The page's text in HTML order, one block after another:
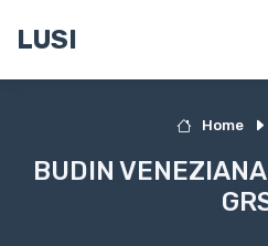
LUSI
Home
BUDIN